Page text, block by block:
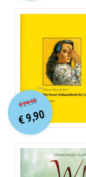
€24,50O
orspr
onkelijke
prijs
was:
€ 24,50.
€9,90
Huidige
prijs
is:
€ 9,90.